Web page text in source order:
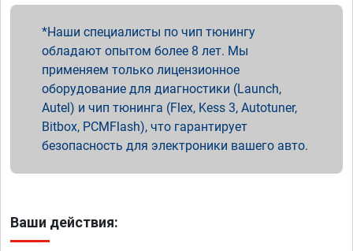
Наши специалисты по чип тюнингу
обладают опытом более 8 лет. Мы
применяем только лицензионное
оборудование для диагностики (Launch,
Autel) и чип тюнинга (Flex, Kess 3, Autotuner,
Bitbox, PCMFlash), что гарантирует
безопасность для электроники вашего авто.
Ваши действия: